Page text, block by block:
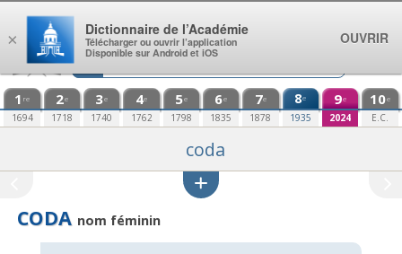
Aller au contenu
1 re
1694
2e
1718
3e
1740
4e
1762
5e
1798
6e
1835
7e
1878
8e
1935
9e
2024
10e
E.C.
coda
CODA nom féminin
×
Dictionnaire de l’Académie
Télécharger ou ouvrir l’application
Disponible sur Android et iOS
OUVRIR